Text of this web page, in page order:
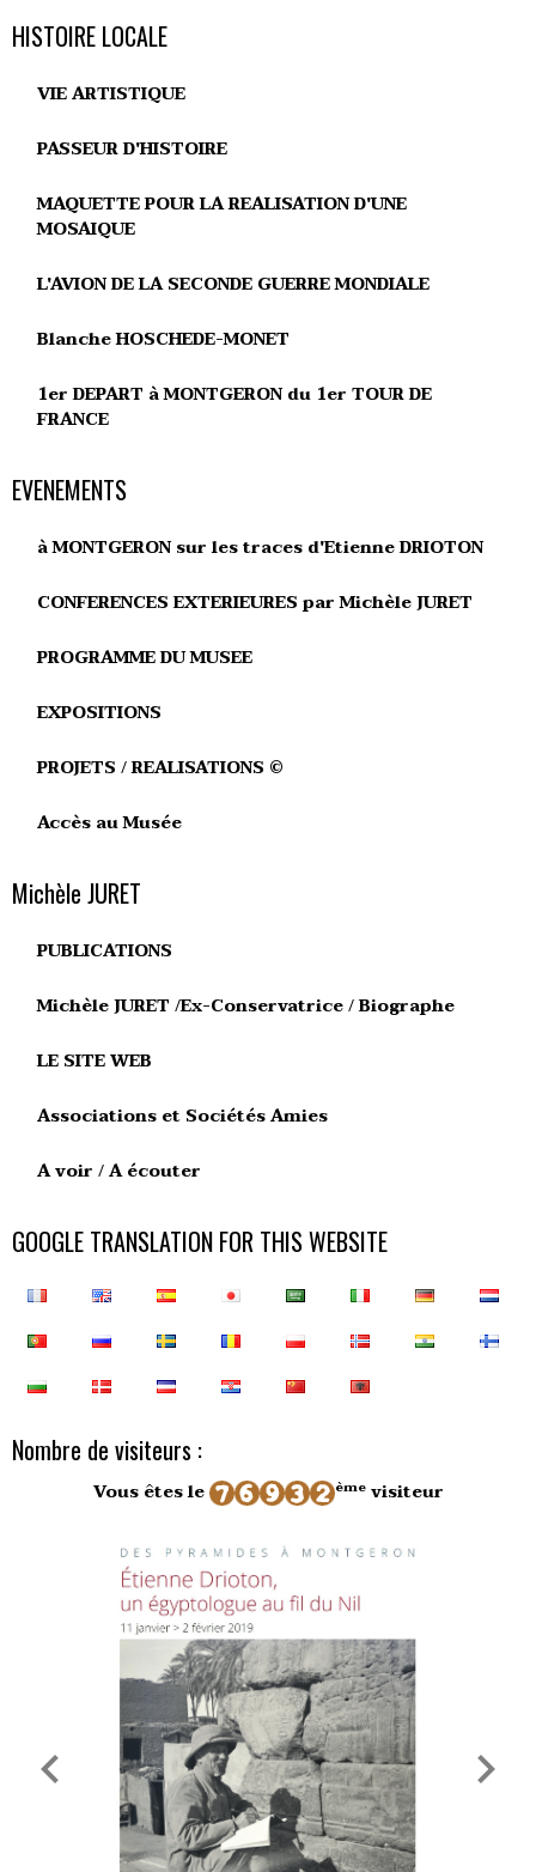
HISTOIRE LOCALE
VIE ARTISTIQUE
PASSEUR D'HISTOIRE
MAQUETTE POUR LA REALISATION D'UNE
MOSAIQUE
L'AVION DE LA SECONDE GUERRE MONDIALE
Blanche HOSCHEDE-MONET
1er DEPART à MONTGERON du 1er TOUR DE
FRANCE
EVENEMENTS
à MONTGERON sur les traces d'Etienne DRIOTON
CONFERENCES EXTERIEURES par Michèle JURET
PROGRAMME DU MUSEE
EXPOSITIONS
PROJETS / REALISATIONS ©
Accès au Musée
Michèle JURET
PUBLICATIONS
Michèle JURET /Ex-Conservatrice / Biographe
LE SITE WEB
Associations et Sociétés Amies
A voir / A écouter
GOOGLE TRANSLATION FOR THIS WEBSITE
Nombre de visiteurs :
Vous êtes le èmevisiteur